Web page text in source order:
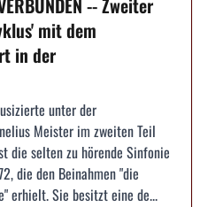
-- Zweiter
mit dem
in der
unter der
Meister im zweiten Teil
die selten zu hörende Sinfonie
die den Beinahmen "die
erhielt. Sie besitzt eine de...